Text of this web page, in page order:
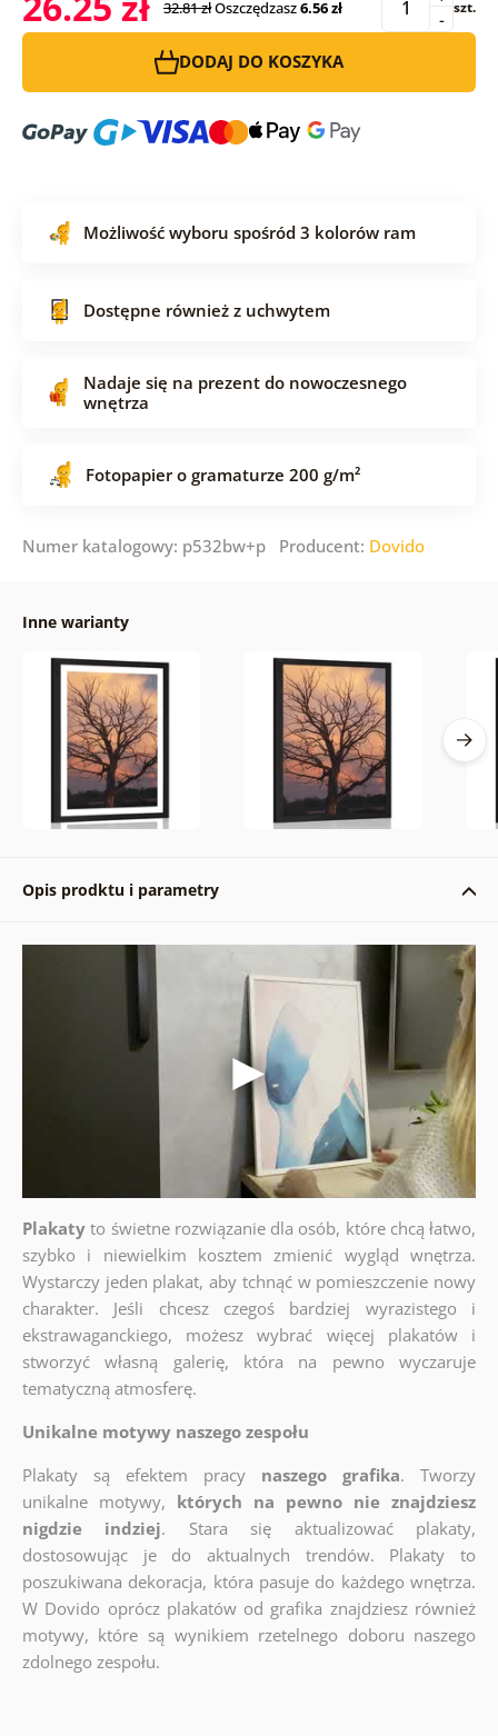
32.81 złOszczędzasz6.56 zł -
szt.
DODAJ DO KOSZYKA
Możliwość wyboru spośród 3 kolorów ram
Dostępne również z uchwytem
Nadaje się na prezent do nowoczesnego
wnętrza
Fotopapier o gramaturze 200 g/m²
Numer katalogowy: p532bw+p Producent: Dovido
Inne warianty
Opis prodktu i parametry
Plakaty to świetne rozwiązanie dla osób, które chcą łatwo,
szybko i niewielkim kosztem zmienić wygląd wnętrza.
Wystarczy jeden plakat, aby tchnąć w pomieszczenie nowy
charakter. Jeśli chcesz czegoś bardziej wyrazistego i
ekstrawaganckiego, możesz wybrać więcej plakatów i
stworzyć własną galerię, która na pewno wyczaruje
tematyczną atmosferę.
Unikalne motywy naszego zespołu
Plakaty są efektem pracy
naszego grafika. Tworzy
unikalne motywy, których na pewno nie znajdziesz
nigdzie indziej. Stara się aktualizować plakaty,
dostosowując je do aktualnych trendów. Plakaty to
poszukiwana dekoracja, która pasuje do każdego wnętrza.
W Dovido oprócz plakatów od grafika znajdziesz również
motywy, które są wynikiem rzetelnego doboru naszego
zdolnego zespołu.